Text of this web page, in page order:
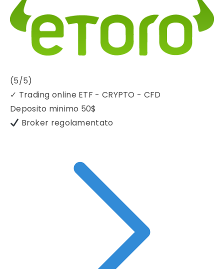
(5/5)
✓ Trading online ETF - CRYPTO - CFD
Deposito minimo 50$
Broker regolamentato